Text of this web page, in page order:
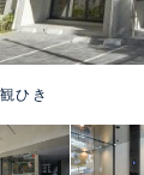
ひき